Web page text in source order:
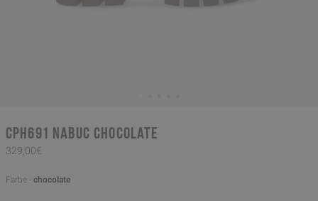
CPH691 nabuc chocolate
329,00€
Farbe - chocolate